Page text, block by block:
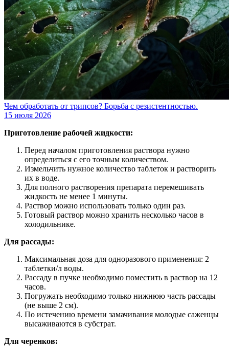
Чем обработать от трипсов? Борьба с резистентностью.
15 июля 2026
Приготовление рабочей жидкости:
Перед началом приготовления раствора нужно
определиться с его точным количеством.
Измельчить нужное количество таблеток и растворить
их в воде.
Для полного растворения препарата перемешивать
жидкость не менее 1 минуты.
Раствор можно использовать только один раз.
Готовый раствор можно хранить несколько часов в
холодильнике.
Для рассады:
Максимальная доза для одноразового применения: 2
таблетки/л воды.
Рассаду в пучке необходимо поместить в раствор на 12
часов.
Погружать необходимо только нижнюю часть рассады
(не выше 2 см).
По истечению времени замачивания молодые саженцы
высаживаются в субстрат.
Для черенков: